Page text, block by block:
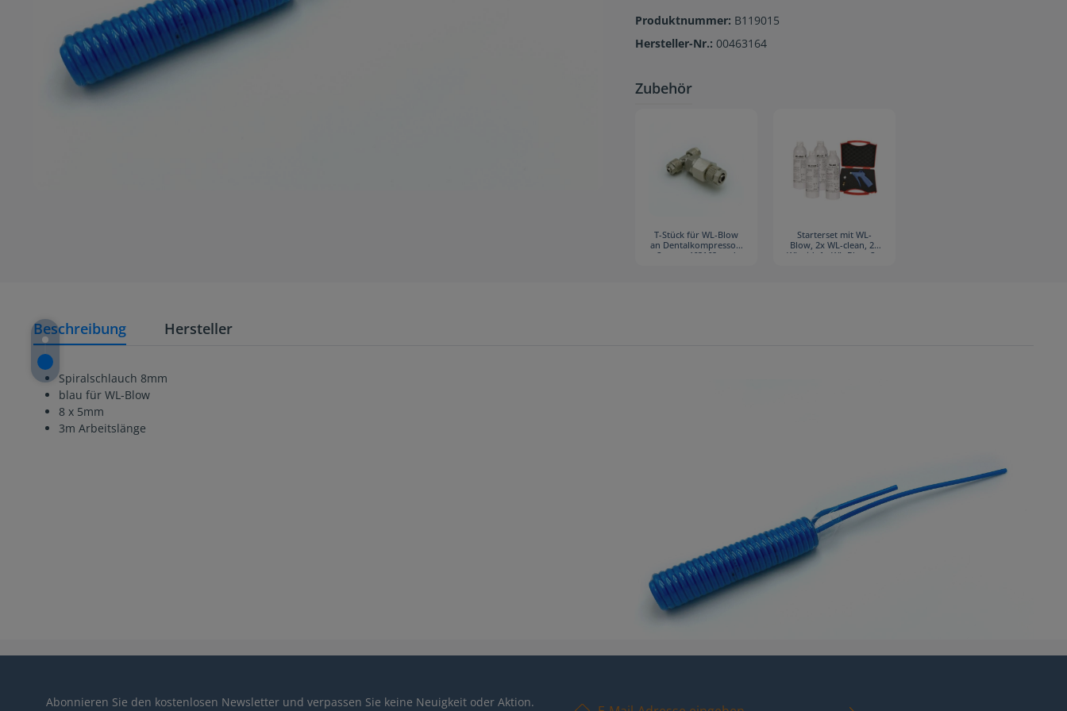
Produktnummer: B119015
Hersteller-Nr.:00463164
Zubehör
T-Stück für WL-Blow
an Dentalkompressor,
Set aus 463162 und
Starterset mit WL-
Blow, 2x WL-clean, 2x
WL-cid, 1x WL-Blow Set
Beschreibung Hersteller
Spiralschlauch 8mm
blau für WL-Blow
8 x 5mm
3m Arbeitslänge
Abonnieren Sie den kostenlosen Newsletter und verpassen Sie keine Neuigkeit oder Aktion. E-Mail-Adresse*